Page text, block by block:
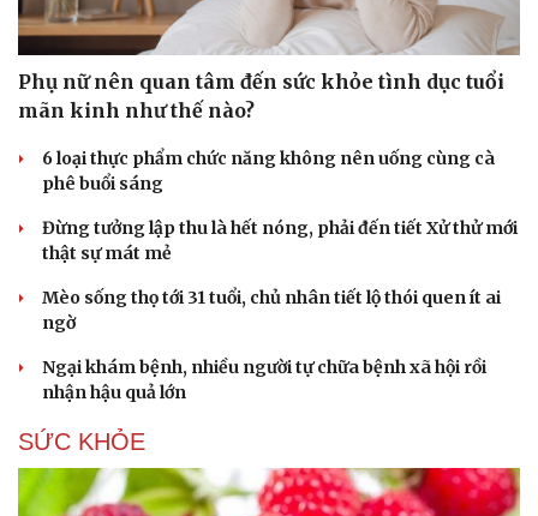
Văn hóa
Sân khấu - Điện ảnh
Văn học
Di sản
Nghệ sĩ
Phụ nữ nên quan tâm đến sức khỏe tình dục tuổi
mãn kinh như thế nào?
6 loại thực phẩm chức năng không nên uống cùng cà
phê buổi sáng
Đừng tưởng lập thu là hết nóng, phải đến tiết Xử thử mới
thật sự mát mẻ
Mèo sống thọ tới 31 tuổi, chủ nhân tiết lộ thói quen ít ai
ngờ
Ngại khám bệnh, nhiều người tự chữa bệnh xã hội rồi
nhận hậu quả lớn
SỨC KHỎE